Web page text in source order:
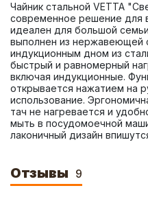
Чайник стальной VETTA
современное решение для
идеален для большой
выполнен из нержавеющей
индукционным дном из
быстрый и равномерный
включая индукционные.
открывается нажатием на
использование.
тач не нагревается и
мыть в посудомоечной
лаконичный дизайн
Отзывы 9